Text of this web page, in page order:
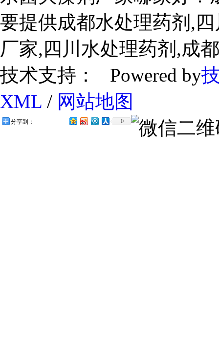
要提供成都水处理药剂,
厂家,四川水处理药剂,成
技术支持： Powered by
XML / 网站地图
分享到： 0